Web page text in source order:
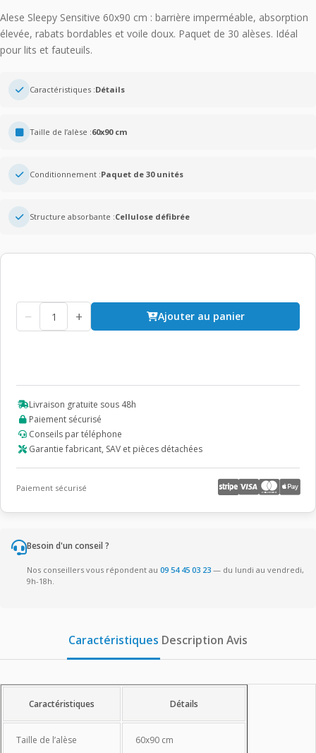
Alese Sleepy Sensitive 60x90 cm : barrière imperméable, absorption
élevée, rabats bordables et voile doux. Paquet de 30 alèses. Idéal
pour lits et fauteuils.
Caractéristiques :Détails
Taille de l’alèse :60x90 cm
Conditionnement :Paquet de 30 unités
Structure absorbante :Cellulose défibrée
− + Ajouter au panier
Livraison gratuite sous 48h
Paiement sécurisé
Conseils par téléphone
Garantie fabricant, SAV et pièces détachées
Paiement sécurisé
Besoin d'un conseil ?
Nos conseillers vous répondent au 09 54 45 03 23 — du lundi au vendredi,
9h-18h.
Caractéristiques Description Avis
Caractéristiques
Caractéristiques Détails
Taille de l’alèse 60x90 cm